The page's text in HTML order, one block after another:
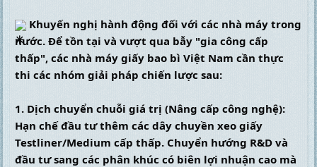
Khuyến nghị hành động đối với các nhà máy trong
nước. Để tồn tại và vượt qua bẫy "gia công cấp
thấp", các nhà máy giấy bao bì Việt Nam cần thực
thi các nhóm giải pháp chiến lược sau:
1. Dịch chuyển chuỗi giá trị (Nâng cấp công nghệ):
Hạn chế đầu tư thêm các dây chuyền xeo giấy
Testliner/Medium cấp thấp. Chuyển hướng R&D và
đầu tư sang các phân khúc có biên lợi nhuận cao mà